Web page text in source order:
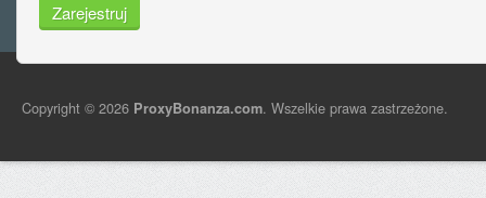
Zarejestruj
Copyright © 2026 ProxyBonanza.com. Wszelkie prawa zastrzeżone.